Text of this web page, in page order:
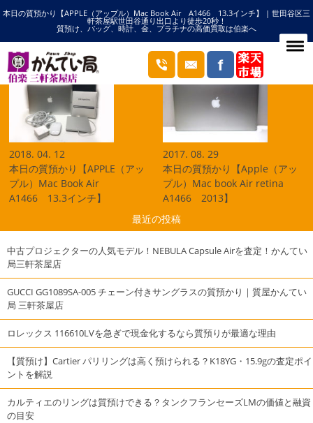
本日の質預かり【APPLE（アップル）Mac Book Air A1466 13.3インチ】 | 世田谷区三
軒茶屋駅世田谷通り出口より徒歩20秒！
質預け、バッグ、時計、金、プラチナの高価買取は伯楽へ
HOME Mac book Airの記事一覧
ブログ
2018. 04. 12
本日の質預かり【APPLE（アッ
プル）Mac Book Air
A1466 13.3インチ】
2017. 08. 29
本日の質預かり【Apple（アッ
プル）Mac book Air retina
A1466 2013】
最近の投稿
中古プロジェクターの人気モデル！NEBULA Capsule Airを査定！かんてい
局三軒茶屋店
GUCCI GG1089SA-005 チェーン付きサングラスの質預かり｜質屋かんてい
局 三軒茶屋店
ロレックス 116610LVを急ぎで現金化するなら質預りが最適な理由
【質預け】Cartier パリリングは高く預けられる？K18YG・15.9gの査定ポイ
ントを解説
カルティエのリングは質預けできる？タンクフランセーズLMの価値と融資
の目安